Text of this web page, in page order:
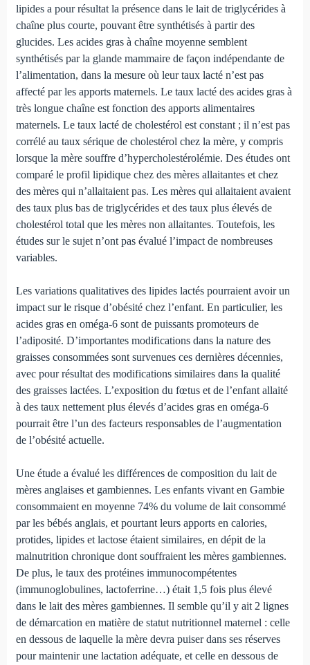
lipides a pour résultat la présence dans le lait de triglycérides à
chaîne plus courte, pouvant être synthétisés à partir des
glucides. Les acides gras à chaîne moyenne semblent
synthétisés par la glande mammaire de façon indépendante de
l’alimentation, dans la mesure où leur taux lacté n’est pas
affecté par les apports maternels. Le taux lacté des acides gras à
très longue chaîne est fonction des apports alimentaires
maternels. Le taux lacté de cholestérol est constant ; il n’est pas
corrélé au taux sérique de cholesté­rol chez la mère, y compris
lorsque la mère souffre d’hypercholestérolémie. Des études ont
comparé le profil lipidique chez des mères allaitantes et chez
des mères qui n’allaitaient pas. Les mères qui allaitaient avaient
des taux plus bas de triglycérides et des taux plus élevés de
cholesté­rol total que les mères non allaitantes. Toutefois, les
études sur le sujet n’ont pas évalué l’impact de nombreuses
varia­bles.
Les variations qualitatives des lipides lactés pourraient avoir un
impact sur le risque d’obésité chez l’enfant. En particulier, les
acides gras en oméga-6 sont de puissants promoteurs de
l’adiposité. D’importantes modifications dans la nature des
graisses consommées sont survenues ces der­nières décennies,
avec pour résultat des modifications simi­laires dans la qualité
des graisses lactées. L’exposition du fœtus et de l’enfant allaité
à des taux nettement plus élevés d’acides gras en oméga-6
pourrait être l’un des facteurs responsables de l’augmentation
de l’obésité actuelle.
Une étude a évalué les différences de composition du lait de
mères anglaises et gambiennes. Les enfants vivant en Gambie
consommaient en moyenne 74% du volume de lait consommé
par les bébés anglais, et pourtant leurs apports en calories,
protides, lipides et lactose étaient similaires, en dépit de la
malnutrition chronique dont souffraient les mères gambiennes.
De plus, le taux des protéines immunocompé­tentes
(immunoglobulines, lactoferrine…) était 1,5 fois plus élevé
dans le lait des mères gambiennes. Il semble qu’il y ait 2 lignes
de démarcation en matière de statut nutritionnel maternel : celle
en dessous de laquelle la mère devra puiser dans ses réserves
pour maintenir une lactation adéquate, et celle en dessous de